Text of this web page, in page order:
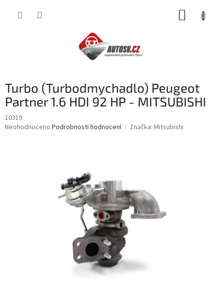
Turbo (Turbodmychadlo) Peugeot
Partner 1.6 HDI 92 HP - MITSUBISHI
10319
Průměrné
Neohodnoceno Podrobnosti hodnocení Značka: Mitsubishi